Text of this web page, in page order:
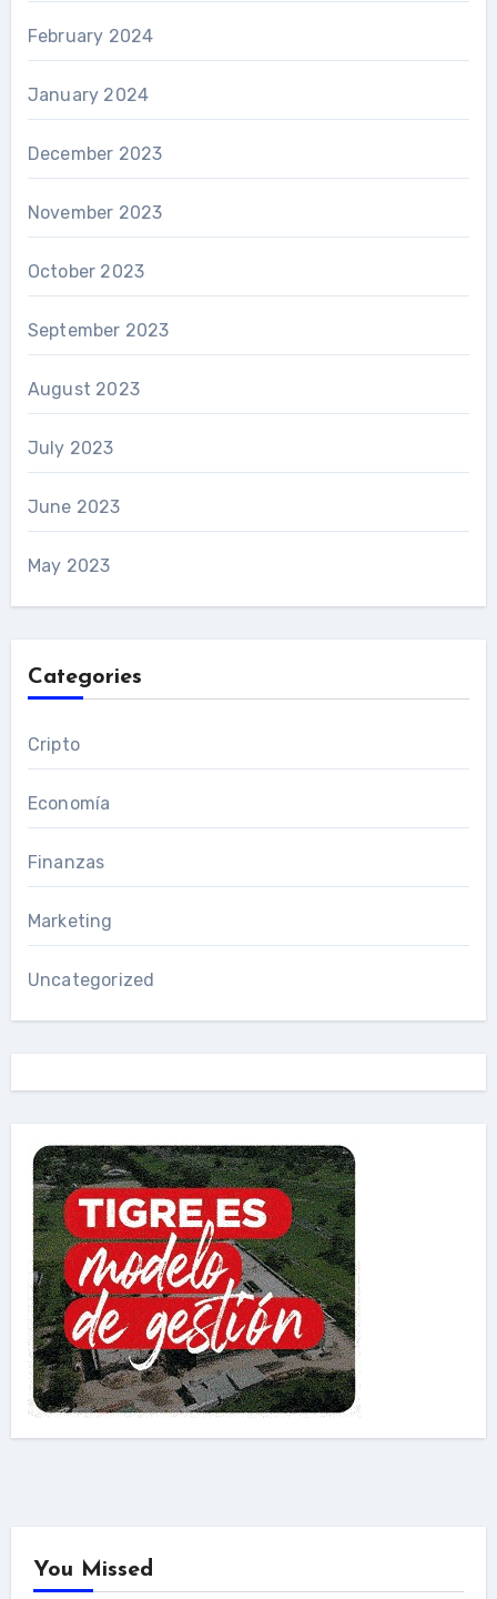
February 2024
January 2024
December 2023
November 2023
October 2023
September 2023
August 2023
July 2023
June 2023
May 2023
Categories
Cripto
Economía
Finanzas
Marketing
Uncategorized
You Missed